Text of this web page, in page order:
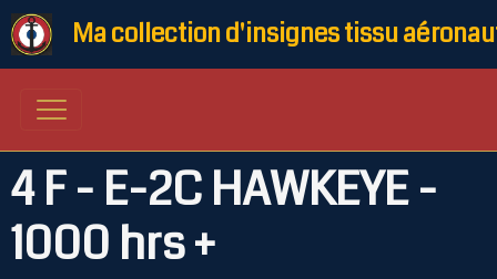
Ma collection d'insignes tissu
4 F - E-2C HAWKEYE -
1000 hrs +